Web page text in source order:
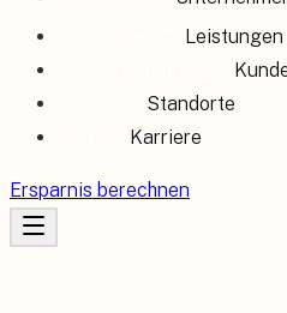
Leistungen
Standorte
Karriere
Ersparnis berechnen